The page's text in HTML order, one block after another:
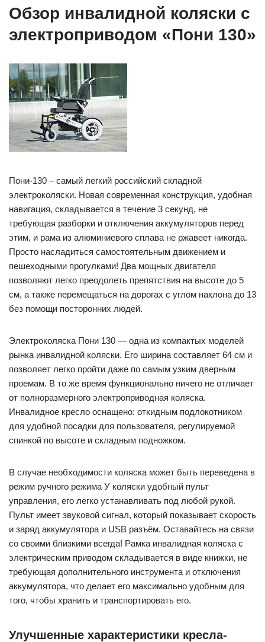
Обзор инвалидной коляски с
электроприводом «Пони 130»
Пони-130 – самый легкий российский складной
электроколяски. Новая современная конструкция, удобная
навигация, складывается в течение 3 секунд, не
требующая разборки и отключения аккумуляторов перед
этим, и рама из алюминиевого сплава не ржавеет никогда.
Просто насладиться самостоятельным движением и
пешеходными прогулками! Два мощных двигателя
позволяют легко преодолеть препятствия на высоте до 5
см, а также перемещаться на дорогах с углом наклона до 13
без помощи посторонних людей.
Электроколяска Пони 130 — одна из компактых моделей
рынка инвалидной коляски. Его ширина составляет 64 см и
позволяет легко пройти даже по самым узким дверным
проемам. В то же время функционально ничего не отличает
от полноразмерного электроприводная коляска.
Инвалидное кресло оснащено: откидным подлокотником
для удобной посадки для пользователя, регулируемой
спинкой по высоте и складным подножком.
В случае необходимости коляска может быть переведена в
режим ручного режима У коляски удобный пульт
управления, его легко устанавливать под любой рукой.
Пульт имеет звуковой сигнал, который показывает скорость
и заряд аккумулятора и USB разъём. Оставайтесь на связи
со своими близкими всегда! Рамка инвалидная коляска с
электрическим приводом складывается в виде книжки, не
требующая дополнительного инструмента и отключения
аккумулятора, что делает его максимально удобным для
того, чтобы хранить и транспортировать его.
Улучшенные характеристики кресла-